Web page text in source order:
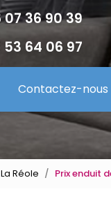
07 36 90 39
53 64 06 97
Contactez-nous
La Réole Prix enduit